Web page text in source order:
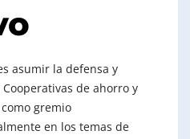
asumir la defensa y
de ahorro y
gremio
en los temas de